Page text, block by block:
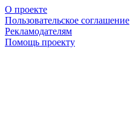
О проекте
Пользовательское соглашение
Рекламодателям
Помощь проекту